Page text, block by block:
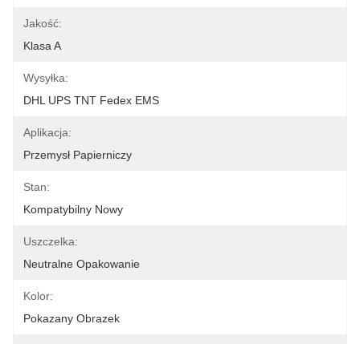
Jakość:
Klasa A
Wysyłka:
DHL UPS TNT Fedex EMS
Aplikacja:
Przemysł Papierniczy
Stan:
Kompatybilny Nowy
Uszczelka:
Neutralne Opakowanie
Kolor:
Pokazany Obrazek